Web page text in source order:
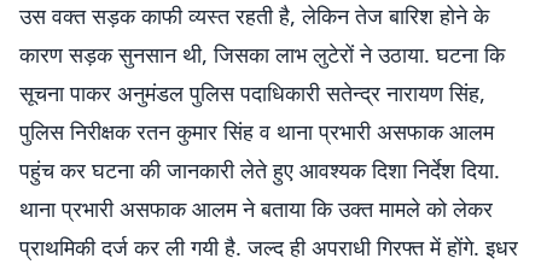
उस वक्त सड़क काफी व्यस्त रहती है, लेकिन तेज बारिश होने के
कारण सड़क सुनसान थी, जिसका लाभ लुटेरों ने उठाया. घटना कि
सूचना पाकर अनुमंडल पुलिस पदाधिकारी सतेन्द्र नारायण सिंह,
पुलिस निरीक्षक रतन कुमार सिंह व थाना प्रभारी असफाक आलम
पहुंच कर घटना की जानकारी लेते हुए आवश्यक दिशा निर्देश दिया.
थाना प्रभारी असफाक आलम ने बताया कि उक्त मामले को लेकर
प्राथमिकी दर्ज कर ली गयी है. जल्द ही अपराधी गिरफ्त में होंगे. इधर